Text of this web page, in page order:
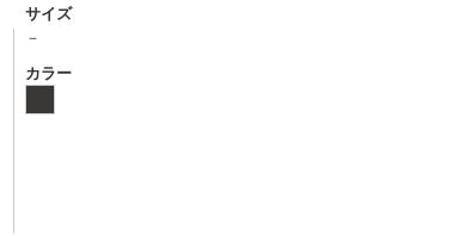
サイズ
－
カラー